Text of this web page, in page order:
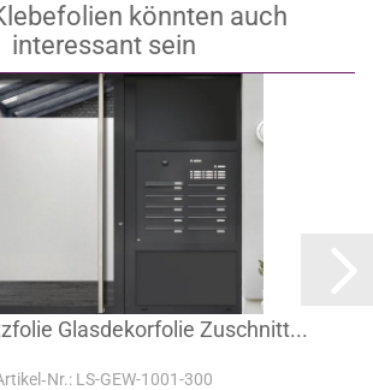
könnten auch
interessant sein
Glasdekorfolie Zuschnitt...
LS-GEW-1001-300